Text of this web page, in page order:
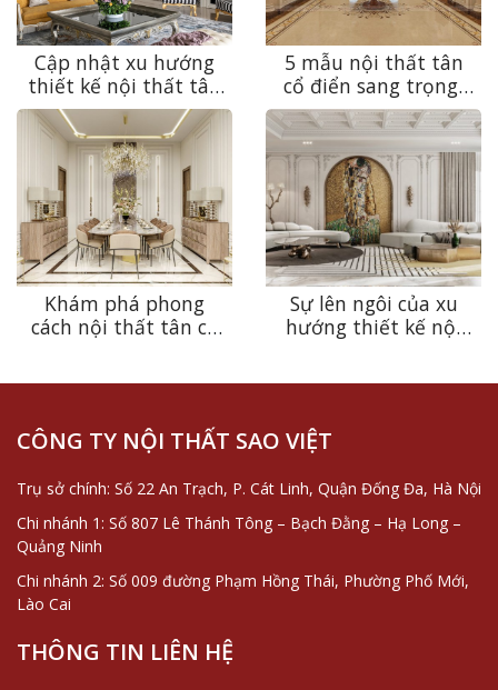
Cập nhật xu hướng
thiết kế nội thất tân
cổ điển 2024 vừa đẹp
lại vừa sang
5 mẫu nội thất tân
cổ điển sang trọng,
thời thượng 2023
Khám phá phong
cách nội thất tân cổ
Sự lên ngôi của xu
hướng thiết kế nội
CÔNG TY NỘI THẤT SAO VIỆT
Trụ sở chính: Số 22 An Trạch, P. Cát Linh, Quận Đống Đa, Hà Nội
Chi nhánh 1: Số 807 Lê Thánh Tông – Bạch Đằng – Hạ Long –
Quảng Ninh
Chi nhánh 2: Số 009 đường Phạm Hồng Thái, Phường Phố Mới,
Lào Cai
THÔNG TIN LIÊN HỆ